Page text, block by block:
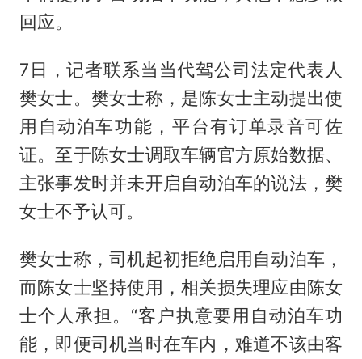
回应。
7日，记者联系当当代驾公司法定代表人
樊女士。樊女士称，是陈女士主动提出使
用自动泊车功能，平台有订单录音可佐
证。至于陈女士调取车辆官方原始数据、
主张事发时并未开启自动泊车的说法，樊
女士不予认可。
樊女士称，司机起初拒绝启用自动泊车，
而陈女士坚持使用，相关损失理应由陈女
士个人承担。“客户执意要用自动泊车功
能，即便司机当时在车内，难道不该由客